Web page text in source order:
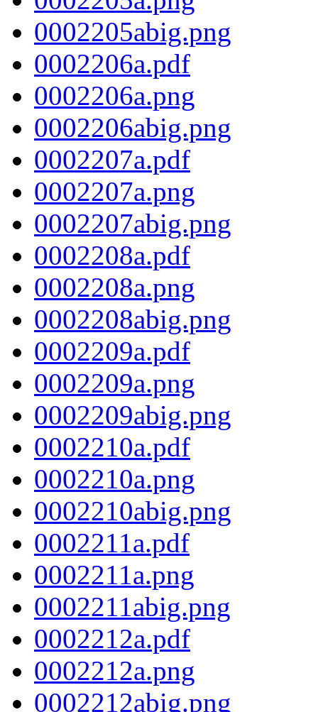
0002205abig.png
0002206a.pdf
0002206a.png
0002206abig.png
0002207a.pdf
0002207a.png
0002207abig.png
0002208a.pdf
0002208a.png
0002208abig.png
0002209a.pdf
0002209a.png
0002209abig.png
0002210a.pdf
0002210a.png
0002210abig.png
0002211a.pdf
0002211a.png
0002211abig.png
0002212a.pdf
0002212a.png
0002212abig.png